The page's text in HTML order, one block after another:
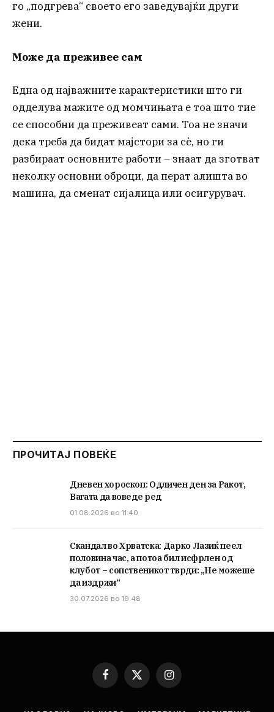
го „подгрева“ своето его заведувајќи други
жени.
Може да преживее сам
Една од најважните карактеристики што ги
одделува мажите од момчињата е тоа што тие
се способни да преживеат сами. Тоа не значи
дека треба да бидат мајстори за сè, но ги
разбираат основните работи – знаат да зготват
неколку основни оброци, да перат алишта во
машина, да сменат сијалица или осигурувач.
ПРОЧИТАЈ ПОВЕЌЕ
Дневен хороскоп: Одличен ден за Ракот,
Вагата да воведе ред
01.08.2026 во 11:40
Скандал во Хрватска: Дарко Лазиќ пеел
половина час, а потоа бил исфрлен од
клубот – сопственикот тврди: „Не можеше
да издржи“
30.07.2026 во 19:48
Facebook
X
(Twitter)
Instagram